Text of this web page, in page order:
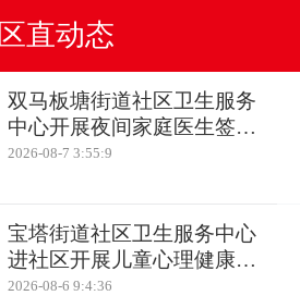
区直动态
双马板塘街道社区卫生服务
中心开展夜间家庭医生签约
活动
2026-08-7 3:55:9
宝塔街道社区卫生服务中心
进社区开展儿童心理健康知
识讲座
2026-08-6 9:4:36